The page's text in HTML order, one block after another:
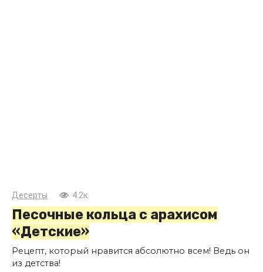
Десерты 4.2к.
Песочные кольца с арахисом
«Детские»
Рецепт, который нравится абсолютно всем! Ведь он
из детства!